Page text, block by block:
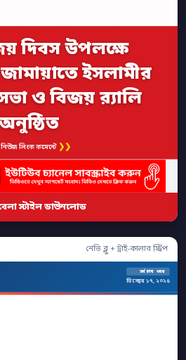
দিবস উপলক্ষে
ইসলামীর
ও বিজয় র‍্যালি
নিউজ লিংক কমেন্টে ❯❯
স্টাইল ডাউনলোড
নেভি ব্লু + ট্রাই-কালার স্ট্রিপ
সর্বশেষ খবর
ডিসেম্বর ১৭, ২০২৫